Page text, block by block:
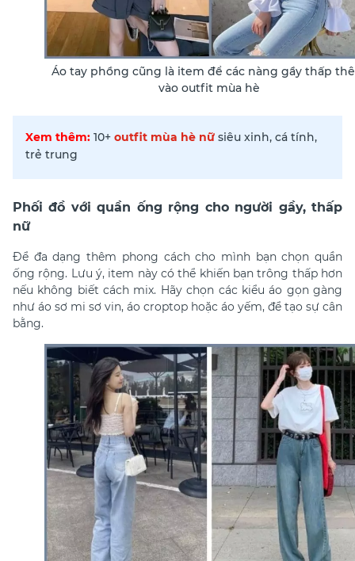
Áo tay phồng cũng là item để các nàng gầy thấp
vào outfit mùa hè
Xem thêm: 10+ outfit mùa hè nữ siêu xinh, cá tính,
trẻ trung
Phối đồ với quần ống rộng cho người gầy, thấp
nữ
Để đa dạng thêm phong cách cho mình bạn chọn quần
ống rộng. Lưu ý, item này có thể khiến bạn trông thấp hơn
nếu không biết cách mix. Hãy chọn các kiểu áo gọn gàng
như áo sơ mi sơ vin, áo croptop hoặc áo yếm, để tạo sự cân
bằng.